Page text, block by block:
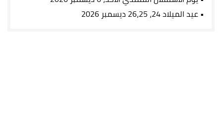
• عيد الميلاد24، 26،25 ديسمبر 2026